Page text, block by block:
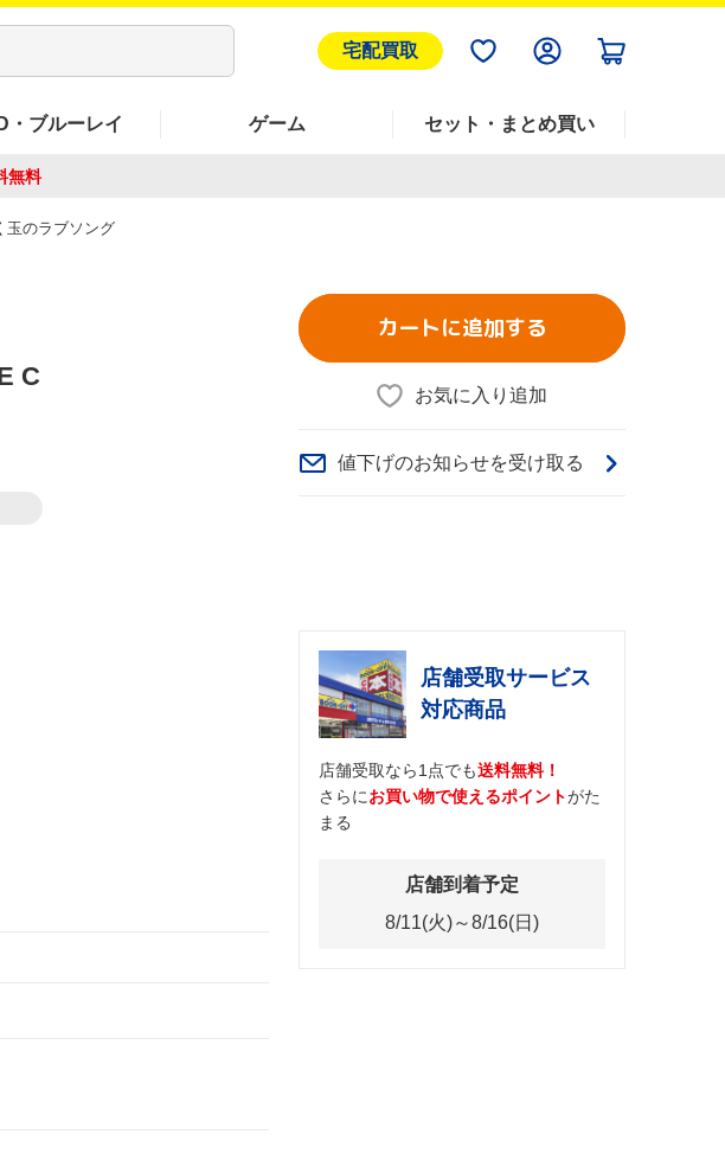
宅配買取
・ブルーレイ ゲーム セット・まとめ買い
無料
玉のラブソング
C
カートに追加する
お気に入り追加
値下げのお知らせを受け取る
店舗受取サービス
対応商品
店舗受取なら1点でも送料無料！
さらにお買い物で使えるポイントがた
まる
店舗到着予定
8/11(火)～8/16(日)